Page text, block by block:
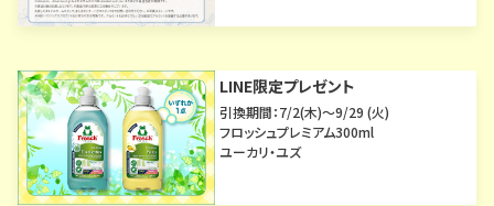
LINE限定プレゼント
引換期間：7/2(木)～9/29 (火)
フロッシュプレミアム300ml
ユーカリ・ユズ